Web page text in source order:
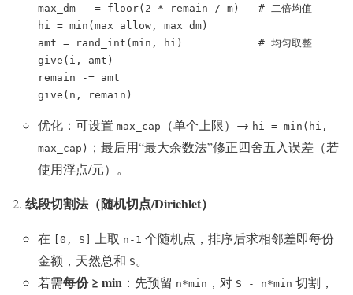
max_dm   = floor(2 * remain / m)   # 二倍均值
hi = min(max_allow, max_dm)
amt = rand_int(min, hi)            # 均匀取整
give(i, amt)
remain -= amt
give(n, remain)
优化：可设置 max_cap （单个上限）→ hi = min(hi,
max_cap)
；最后用“最大余数法”修正四舍五入误差（若
使用浮点/元）。
线段切割法（随机切点/Dirichlet）
在 [0, S] 上取 n-1 个随机点，排序后求相邻差即每份
金额，天然总和 S。
若需每份 ≥ min ：先预留 n*min ，对 S - n*min 切割，